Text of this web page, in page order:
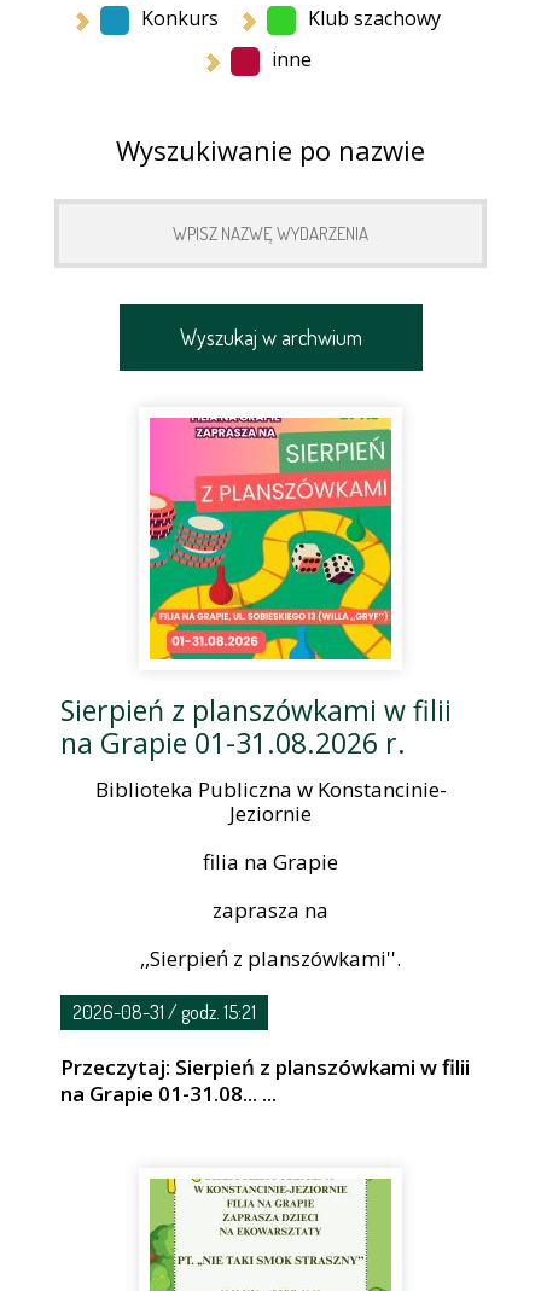
Konkurs
Klub szachowy
inne
Wyszukiwanie po nazwie
Wyszukaj w archwium
Sierpień z planszówkami w filii
na Grapie 01-31.08.2026 r.
Biblioteka Publiczna w Konstancinie-
Jeziornie
filia na Grapie
zaprasza na
,,Sierpień z planszówkami''.
2026-08-31 / godz. 15:21
Przeczytaj: Sierpień z planszówkami w filii
na Grapie 01-31.08... ...